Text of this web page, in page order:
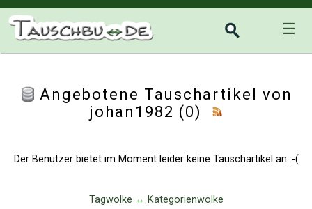
☰
Angebotene Tauschartikel von
johan1982 (0)
Der Benutzer bietet im Moment leider keine Tauschartikel an :-(
Tagwolke ↔ Kategorienwolke